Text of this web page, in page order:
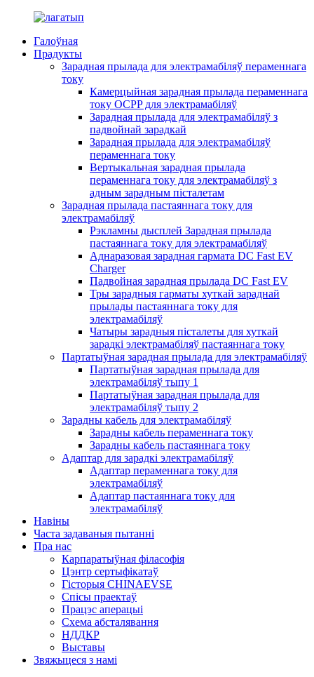
Галоўная
Прадукты
Зарадная прылада для электрамабіляў пераменнага
току
Камерцыйная зарадная прылада пераменнага
току OCPP для электрамабіляў
Зарадная прылада для электрамабіляў з
падвойнай зарадкай
Зарадная прылада для электрамабіляў
пераменнага току
Вертыкальная зарадная прылада
пераменнага току для электрамабіляў з
адным зарадным пісталетам
Зарадная прылада пастаяннага току для
электрамабіляў
Рэкламны дысплей Зарадная прылада
пастаяннага току для электрамабіляў
Аднаразовая зарадная гармата DC Fast EV
Charger
Падвойная зарадная прылада DC Fast EV
Тры зарадныя гарматы хуткай зараднай
прылады пастаяннага току для
электрамабіляў
Чатыры зарадныя пісталеты для хуткай
зарадкі электрамабіляў пастаяннага току
Партатыўная зарадная прылада для электрамабіляў
Партатыўная зарадная прылада для
электрамабіляў тыпу 1
Партатыўная зарадная прылада для
электрамабіляў тыпу 2
Зарадны кабель для электрамабіляў
Зарадны кабель пераменнага току
Зарадны кабель пастаяннага току
Адаптар для зарадкі электрамабіляў
Адаптар пераменнага току для
электрамабіляў
Адаптар пастаяннага току для
электрамабіляў
Навіны
Часта задаваныя пытанні
Пра нас
Карпаратыўная філасофія
Цэнтр сертыфікатаў
Гісторыя CHINAEVSE
Спісы праектаў
Працэс аперацыі
Схема абсталявання
НДДКР
Выставы
Звяжыцеся з намі